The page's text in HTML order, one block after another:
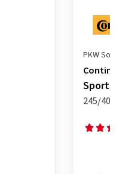
245/40
PKW